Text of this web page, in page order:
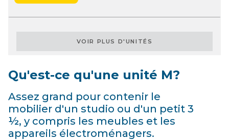
VOIR PLUS D'UNITÉS
Qu'est-ce qu'une unité M?
Assez grand pour contenir le
mobilier d'un studio ou d'un petit 3
½, y compris les meubles et les
appareils électroménagers.